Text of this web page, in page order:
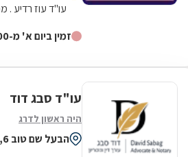
עו"ד עוז רדיע .
זמין ביום א' מ-9:00
עו"ד סבג דוד
היה ראשון לדרג
הבעל שם טוב 6, לוד